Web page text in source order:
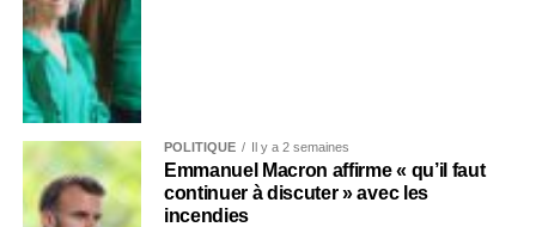
POLITIQUE Il y a 2 semaines
Emmanuel Macron affirme « qu’il faut
continuer à discuter » avec les
incendies